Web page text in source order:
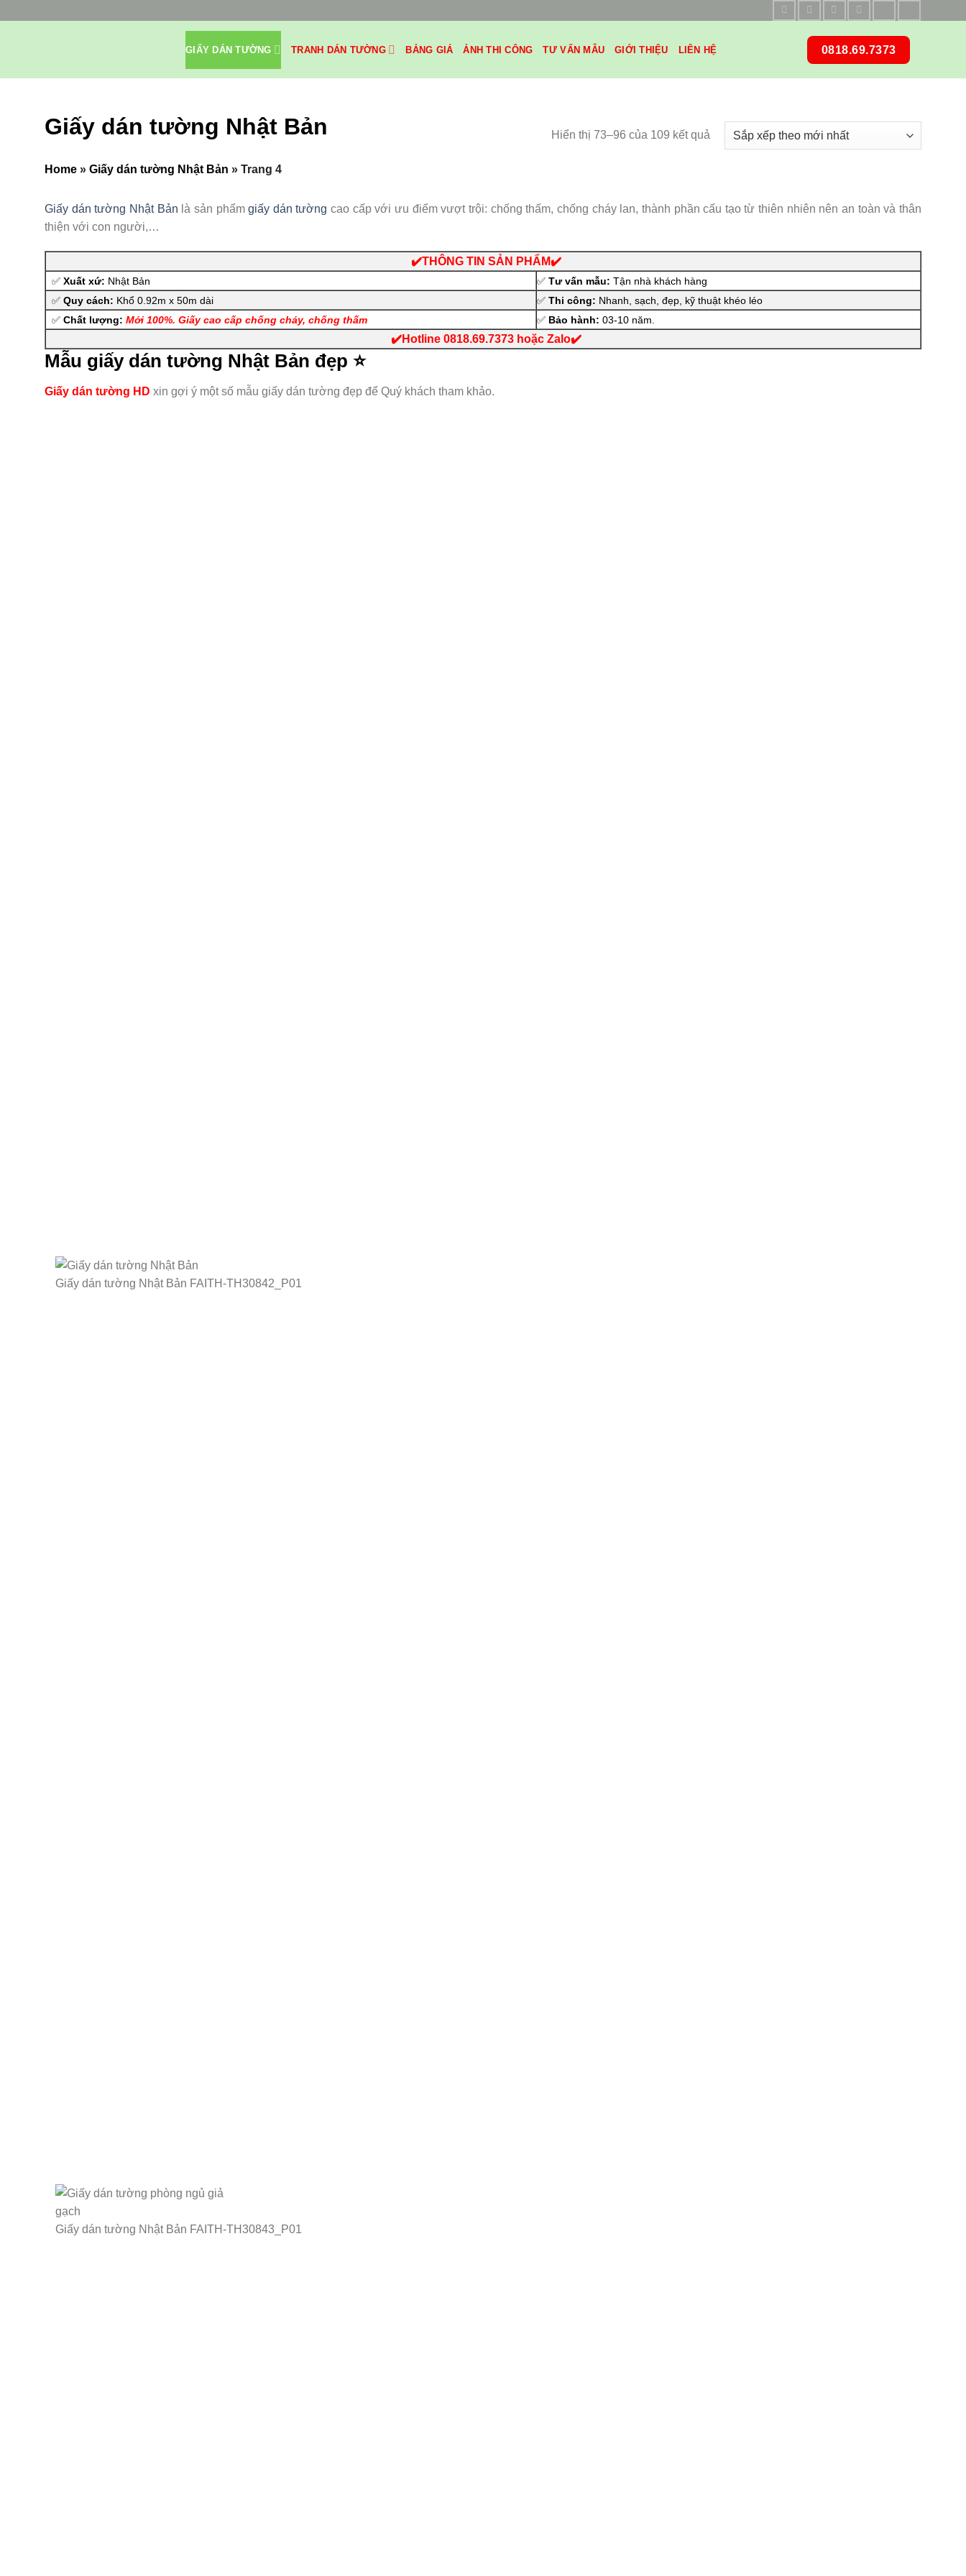
GIẤY DÁN TƯỜNG TRANH DÁN TƯỜNG BẢNG GIÁ ẢNH THI CÔNG TƯ VẤN MẪU GIỚI THIỆU LIÊN HỆ 0818.69.7373
Giấy dán tường Nhật Bản
Home » Giấy dán tường Nhật Bản » Trang 4
Hiển thị 73–96 của 109 kết quảĐã
sắp
mới
Giấy dán tường Nhật Bản là sản phẩmgiấy dán tường cao cấp với ưu điểm vượt trội: chống thấm, chống cháy lan, thành phần cấu tạo từ thiên nhiên nên an toàn và thân
thiện với con người,…
✔️THÔNG TIN SẢN PHẨM✔️
✅ Xuất xứ: Nhật Bản ✅ Tư vấn mẫu: Tận nhà khách hàng
✅ Quy cách: Khổ 0.92m x 50m dài ✅ Thi công: Nhanh, sạch, đẹp, kỹ thuật khéo léo
✅ Chất lượng: Mới 100%. Giấy cao cấp chống cháy, chống thấm ✅ Bảo hành: 03-10 năm.
✔️Hotline 0818.69.7373 hoặc Zalo✔️
Mẫu giấy dán tường Nhật Bản đẹp ⭐
Giấy dán tường HD xin gợi ý một số mẫu giấy dán tường đẹp để Quý khách tham khảo.
Giấy dán tường Nhật Bản FAITH-TH30842_P01
Giấy dán tường Nhật Bản FAITH-TH30843_P01